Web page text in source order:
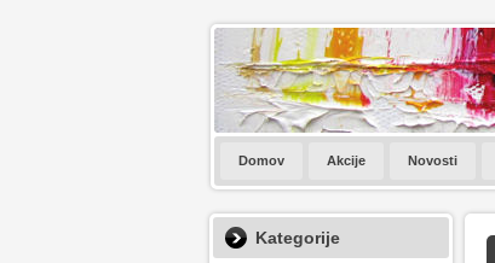
Domov Akcije Novosti
Kategorije